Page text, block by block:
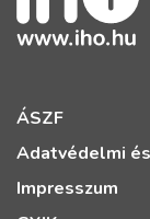
ÁSZF
Adatvédelmi
Impresszum